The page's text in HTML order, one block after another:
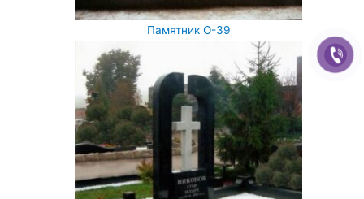
Памятник О-39